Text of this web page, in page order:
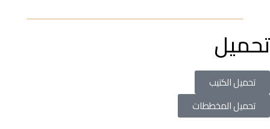
تحميل
تحميل الكتيب
تحميل المخططات